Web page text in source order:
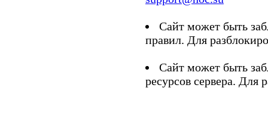
Сайт может быть
правил. Для
Сайт может быть
ресурсов сервера. Для